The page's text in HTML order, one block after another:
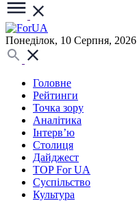
Понеділок, 10 Серпня, 2026
Головне
Рейтинги
Точка зору
Аналітика
Інтерв’ю
Столиця
Дайджест
TOP For UA
Суспiльство
Культура